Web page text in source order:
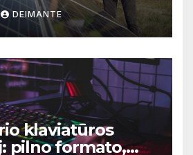
DEIMANTE
klaviatūros
pilno formato,